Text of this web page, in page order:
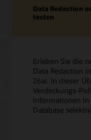
Data Redaction
testen
Erleben Sie die
Data Redaction
26ai. In dieser
Verdeckungs-
Informationen in
Database